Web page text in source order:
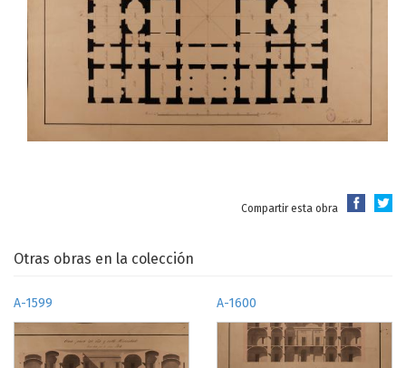
Compartir esta obra
Otras obras en la colección
A-1599 A-1600